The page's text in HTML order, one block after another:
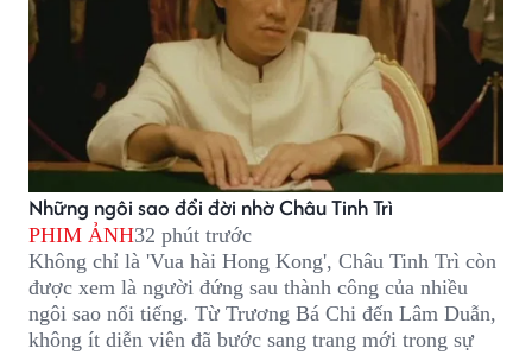
PHIM ẢNH32 phút trước
Những ngôi sao đổi đời nhờ Châu Tinh Trì
Không chỉ là 'Vua hài Hong Kong', Châu Tinh Trì còn
được xem là người đứng sau thành công của nhiều
ngôi sao nổi tiếng. Từ Trương Bá Chi đến Lâm Duẫn,
không ít diễn viên đã bước sang trang mới trong sự